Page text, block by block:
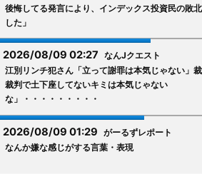
後悔してる発言により、インデックス投資民の敗
した」
2026/08/09 02:27なんJクエスト
江別リンチ犯さん「立って謝罪は本気じゃない」
裁判で土下座してないキミは本気じゃない
な」・・・・・・・・・
2026/08/09 01:29がーるずレポート
なんか嫌な感じがする言葉・表現